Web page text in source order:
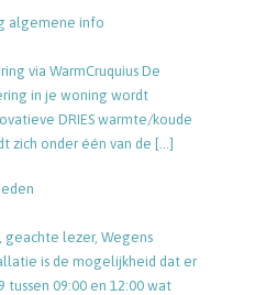
algemene info
via WarmCruquius De
in je woning wordt
DRIES warmte/koude
zich onder één van de […]
geachte lezer, Wegens
is de mogelijkheid dat er
tussen 09:00 en 12:00 wat